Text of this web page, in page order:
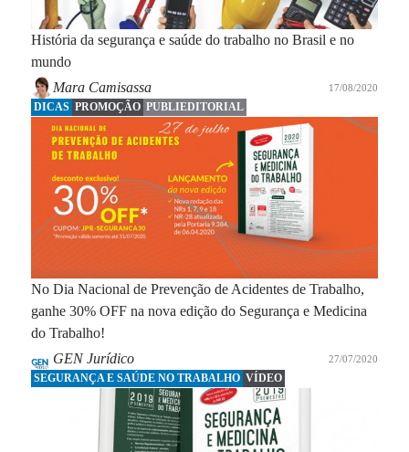
História da segurança e saúde do trabalho no Brasil e no
mundo
Mara Camisassa
17/08/2020
DICAS PROMOÇÃO PUBLIEDITORIAL
No Dia Nacional de Prevenção de Acidentes de Trabalho,
ganhe 30% OFF na nova edição do Segurança e Medicina
do Trabalho!
GEN Jurídico
27/07/2020
SEGURANÇA E SAÚDE NO TRABALHO VÍDEO